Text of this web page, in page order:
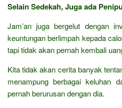
Selain Sedekah, Juga ada
Jam’an juga bergelut dengan
keuntungan berlimpah kepada
tapi tidak akan pernah kembali
Kita tidak akan cerita banyak
menampung berbagai keluhan
pernah berurusan dengan dia.